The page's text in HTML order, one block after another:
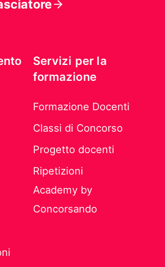
Servizi per la
formazione
Formazione Docenti
Classi di Concorso
Progetto docenti
Ripetizioni
Academy by
Concorsando